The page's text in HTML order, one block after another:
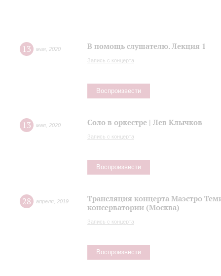
13 мая 2020 В помощь слушателю. Лекция 1
Запись с концерта
Воспроизвести
13 мая 2020 Соло в оркестре | Лев Клычков
Запись с концерта
Воспроизвести
28 апреля 2019
Трансляция концерта Маэстро
консерватории (Москва)
Запись с концерта
Воспроизвести